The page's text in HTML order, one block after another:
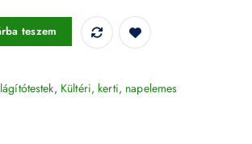
álló lámpatest E27 foglalattal acél váz IP44 -
teszem
, Kültéri, kerti, napelemes